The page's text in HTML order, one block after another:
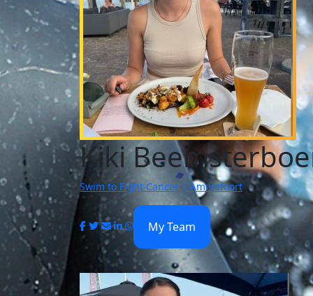
Kiki
Swim to Fight Cancer | Amersfoort
My Team